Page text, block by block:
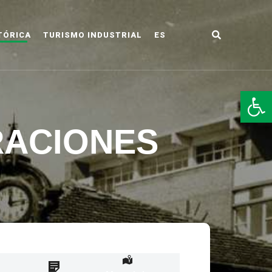
TURISMO INDUSTRIAL ES